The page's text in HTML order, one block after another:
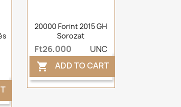
20000 Forint 2015 GH
Sorozat
Ft26,000 UNC
 ADD TO CART